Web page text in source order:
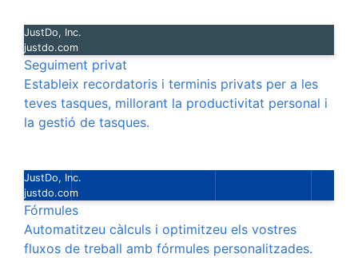
JustDo, Inc.
justdo.com
Seguiment privat
Estableix recordatoris i terminis privats per a les
teves tasques, millorant la productivitat personal i
la gestió de tasques.
JustDo, Inc.
justdo.com
Fórmules
Automatitzeu càlculs i optimitzeu els vostres
fluxos de treball amb fórmules personalitzades.